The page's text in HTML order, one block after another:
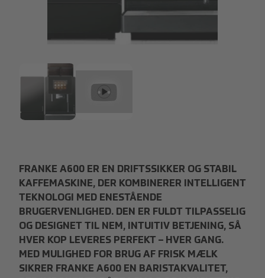
FRANKE A600 ER EN DRIFTSSIKKER OG STABIL
KAFFEMASKINE, DER KOMBINERER INTELLIGENT
TEKNOLOGI MED ENESTÅENDE
BRUGERVENLIGHED. DEN ER FULDT TILPASSELIG
OG DESIGNET TIL NEM, INTUITIV BETJENING, SÅ
HVER KOP LEVERES PERFEKT – HVER GANG.
MED MULIGHED FOR BRUG AF FRISK MÆLK
SIKRER FRANKE A600 EN BARISTAKVALITET,